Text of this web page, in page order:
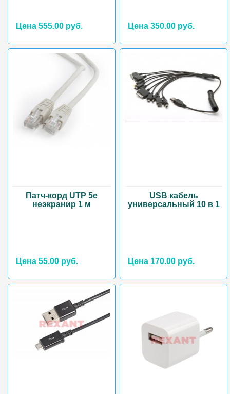
Цена 555.00 руб. Цена 350.00 руб.
Патч-корд UTP 5e
неэкранир 1 м
Цена 55.00 руб.
USB кабель
универсальный 10 в 1
Цена 170.00 руб.